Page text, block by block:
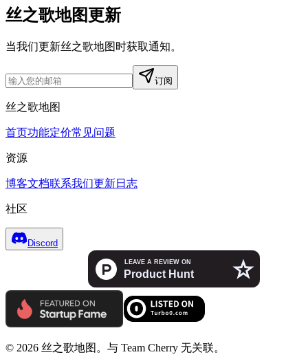
丝之歌地图更新
当我们更新丝之歌地图时获取通知。
订阅
丝之歌地图
首页功能定价常见问题
资源
博客文档联系我们更新日志
社区
Discord
© 2026 丝之歌地图。与 Team Cherry 无关联。